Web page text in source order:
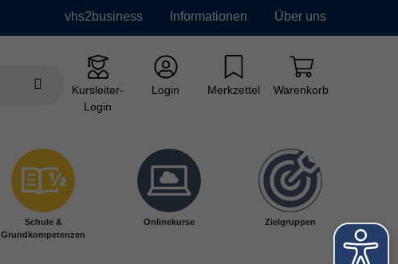
vhs2business Informationen Über uns
Kursleiter-
Login
Login Merkzettel Warenkorb
Schule &
Grundkompetenzen
Onlinekurse Zielgruppen